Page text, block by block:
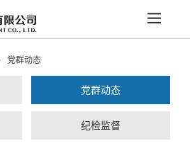
党群动态
党群动态
纪检监督